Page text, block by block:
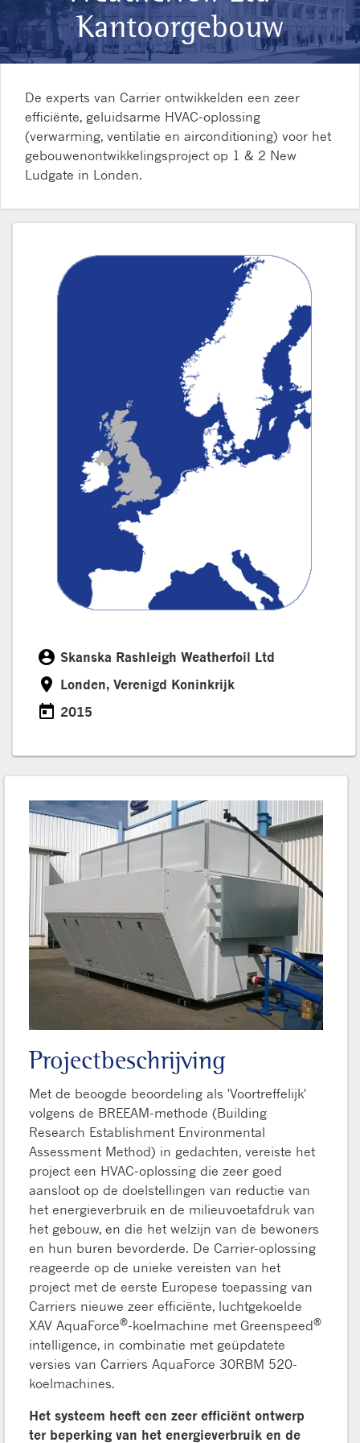
Kantoorgebouw
De experts van Carrier ontwikkelden een zeer
efficiënte, geluidsarme HVAC-oplossing
(verwarming, ventilatie en airconditioning) voor het
gebouwenontwikkelingsproject op 1 & 2 New
Ludgate in Londen.
account_circleKlant
Skanska Rashleigh Weatherfoil Ltd
roomLocatie
Londen, Verenigd Koninkrijk
todayDatum
2015
Projectbeschrijving
Met de beoogde beoordeling als 'Voortreffelijk'
volgens de BREEAM-methode (Building
Research Establishment Environmental
Assessment Method) in gedachten, vereiste het
project een HVAC-oplossing die zeer goed
aansloot op de doelstellingen van reductie van
het energieverbruik en de milieuvoetafdruk van
het gebouw, en die het welzijn van de bewoners
en hun buren bevorderde. De Carrier-oplossing
reageerde op de unieke vereisten van het
project met de eerste Europese toepassing van
Carriers nieuwe zeer efficiënte, luchtgekoelde
XAV AquaForce®-koelmachine met Greenspeed®
intelligence, in combinatie met geüpdatete
versies van Carriers AquaForce 30RBM 520-
koelmachines.
Het systeem heeft een zeer efficiënt ontwerp
ter beperking van het energieverbruik en de